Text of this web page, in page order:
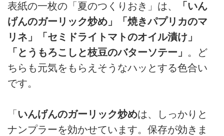
表紙の一枚の「夏のつくりおき」は、
「いん
げんのガーリック炒め」
「焼きパプリカのマ
リネ」
「セミドライトマトのオイル漬け」
「とうもろこしと枝豆のバターソテー」 。ど
ちらも元気をもらえそうなハッとする色合い
です。
「 いんげんのガーリック炒めは、しっかりと
ナンプラーを効かせています。保存が効きま